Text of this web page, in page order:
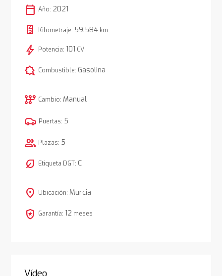
calendar_today Año: 2021
Kilometraje: 59.584km
bolt Potencia: 101 CV
comic_bubble Combustible: Gasolina
auto_transmission Cambio: Manual
Puertas: 5
group Plazas: 5
nest_eco_leaf Etiqueta DGT: C
location_on Ubicación: Murcia
local_police Garantía: 12 meses
Vídeo